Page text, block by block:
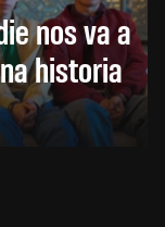
nos va a
historia